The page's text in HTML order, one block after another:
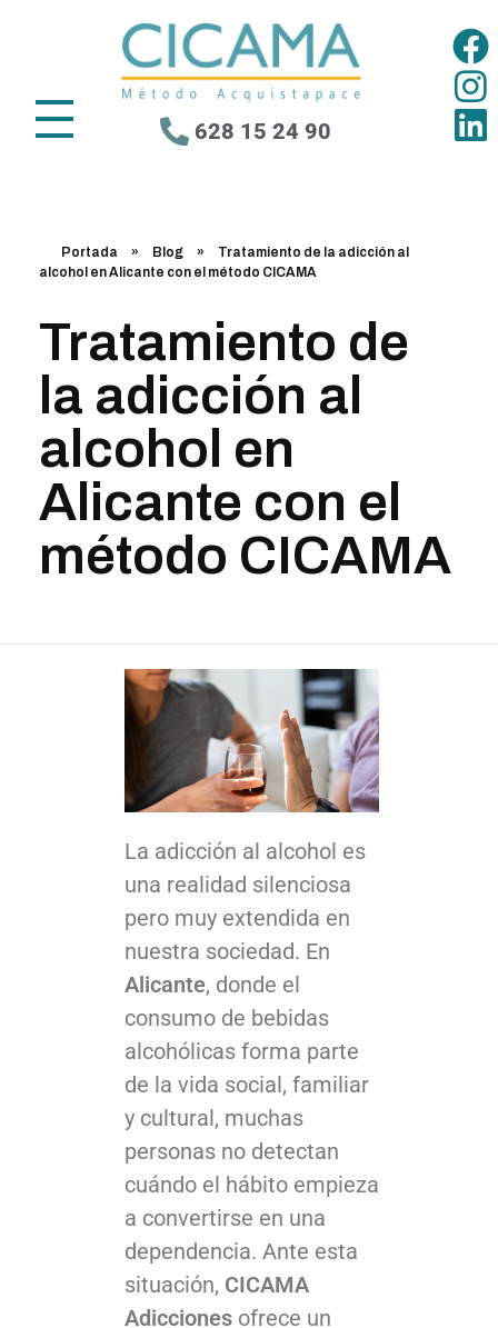
628 15 24 90
Portada » Blog »
Tratamiento de la adicción al
alcohol en Alicante con el método CICAMA
Tratamiento de
la adicción al
alcohol en
Alicante con el
método CICAMA
La adicción al alcohol es
una realidad silenciosa
pero muy extendida en
nuestra sociedad. En
Alicante, donde el
consumo de bebidas
alcohólicas forma parte
de la vida social, familiar
y cultural, muchas
personas no detectan
cuándo el hábito empieza
a convertirse en una
dependencia. Ante esta
situación, CICAMA
Adiccionesofrece un